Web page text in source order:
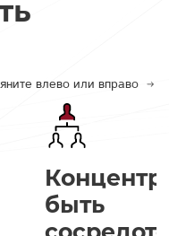
влево или вправо
быть